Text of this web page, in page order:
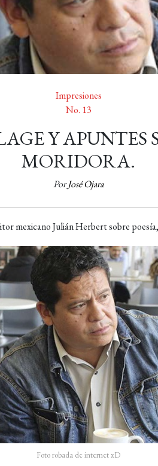
Impresiones
No. 13
Y
MORIDORA.
PorJosé Ojara
mexicano Julián Herbert sobre
Foto robada de internet xD